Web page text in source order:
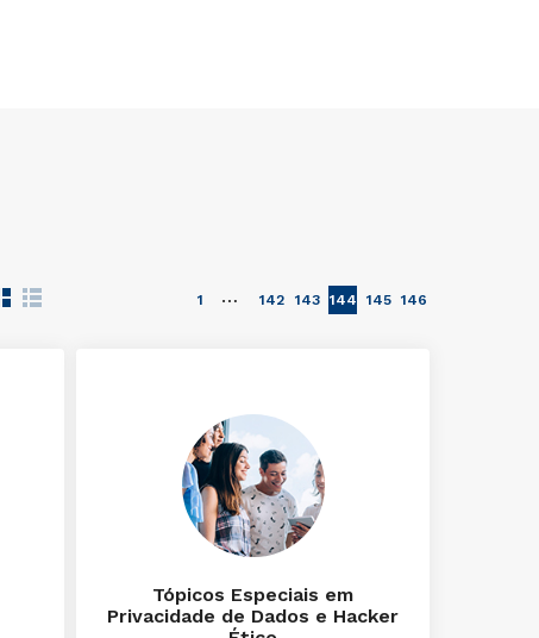
1 … 142 143 144 145 146
Tópicos Especiais em
Privacidade de Dados e Hacker